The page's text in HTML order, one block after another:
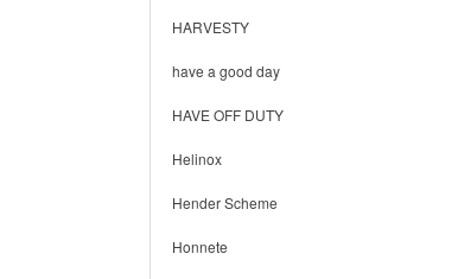
HARVESTY
have a good day
HAVE OFF DUTY
Helinox
Hender Scheme
Honnete